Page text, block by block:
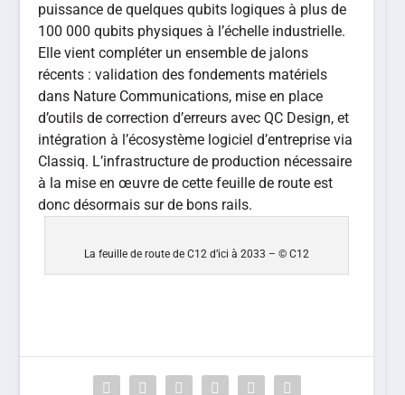
puissance de quelques qubits logiques à plus de
100 000 qubits physiques à l’échelle industrielle.
Elle vient compléter un ensemble de jalons
récents : validation des fondements matériels
dans Nature Communications, mise en place
d’outils de correction d’erreurs avec QC Design, et
intégration à l’écosystème logiciel d’entreprise via
Classiq. L’infrastructure de production nécessaire
à la mise en œuvre de cette feuille de route est
donc désormais sur de bons rails.
La feuille de route de C12 d’ici à 2033 – © C12